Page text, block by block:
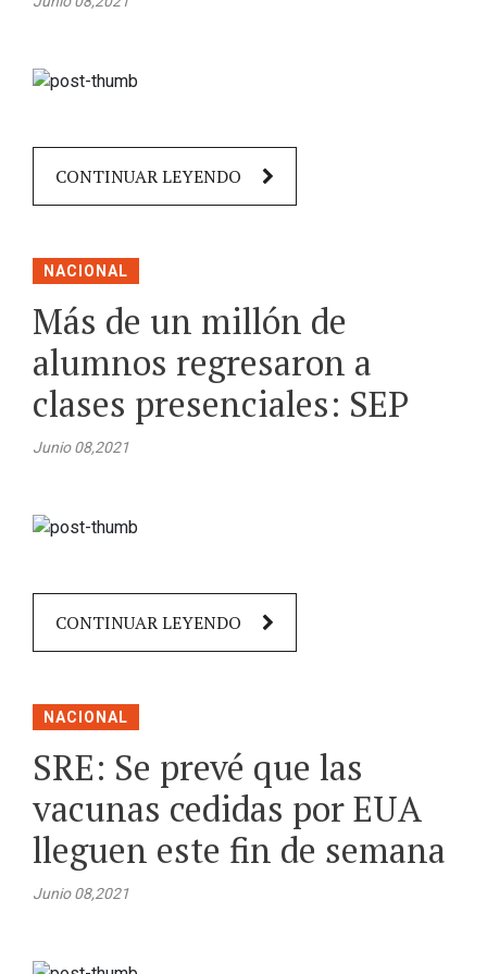
CONTINUAR LEYENDO
NACIONAL
Más de un millón de
alumnos regresaron a
clases presenciales: SEP
Junio 08,2021
CONTINUAR LEYENDO
NACIONAL
SRE: Se prevé que las
vacunas cedidas por EUA
lleguen este fin de semana
Junio 08,2021